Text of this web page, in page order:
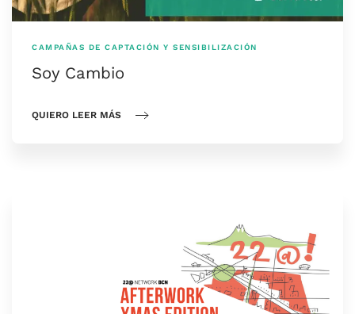
CAMPAÑAS DE CAPTACIÓN Y SENSIBILIZACIÓN
Soy Cambio
QUIERO LEER MÁS